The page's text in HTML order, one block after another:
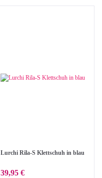
Lurchi Rila-S Klettschuh in blau
39,95 €